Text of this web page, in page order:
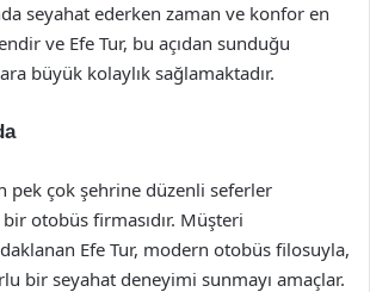
seyahat ederken zaman ve konfor en
ve Efe Tur, bu açıdan sunduğu
büyük kolaylık sağlamaktadır.
pek çok şehrine düzenli seferler
otobüs firmasıdır. Müşteri
Efe Tur, modern otobüs filosuyla,
bir seyahat deneyimi sunmayı amaçlar.